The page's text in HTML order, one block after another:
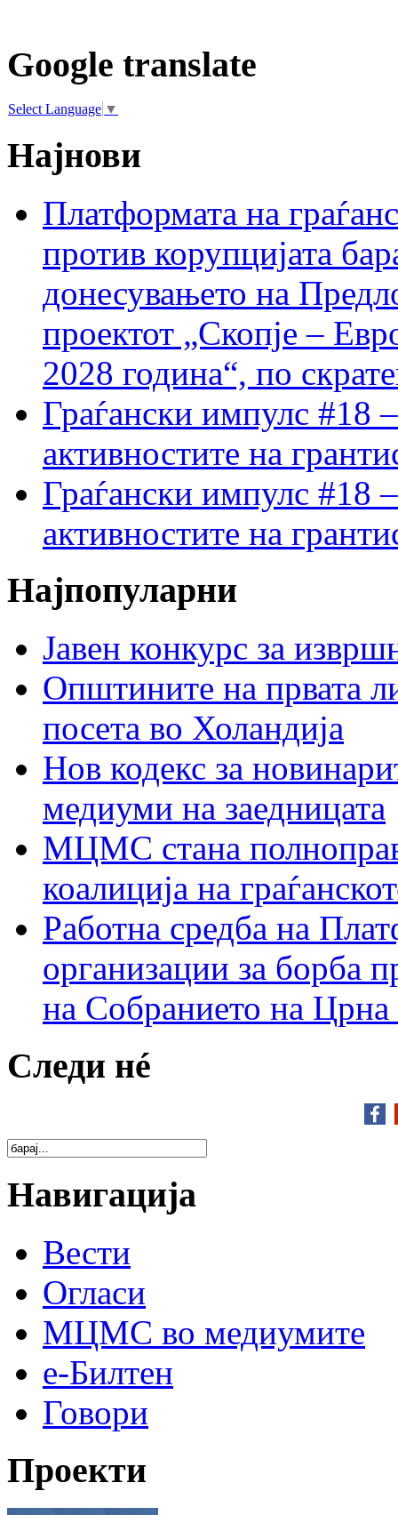
Google translate
Select Language ▼
Најнови
Платформата на
против корупцијата
донесувањето на
проектот „Скопје –
2028 година“, по
Граѓански импулс #18
активностите на
Граѓански импулс #18
активностите на
Најпопуларни
Јавен конкурс за
Општините на првата
посета во Холандија
Нов кодекс за
медиуми на заедницата
МЦМС стана
коалиција на
Работна средба на
организации за борба
на Собранието на Црна
Следи нé
Навигација
Вести
Огласи
МЦМС во медиумите
е-Билтен
Говори
Проекти